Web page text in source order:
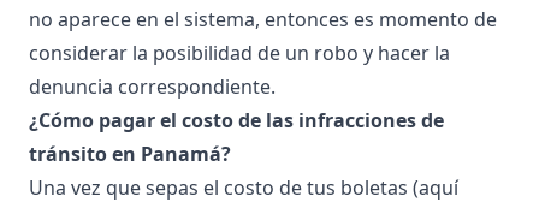
no aparece en el sistema, entonces es momento de
considerar la posibilidad de un robo y hacer la
denuncia correspondiente.
¿Cómo pagar el costo de las infracciones de
tránsito en Panamá?
Una vez que sepas el costo de tus boletas (aquí